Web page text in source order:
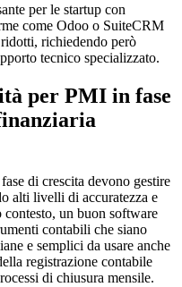
per le startup con
come Odoo o SuiteCRM
richiedendo però
tecnico specializzato.
per PMI in fase
di crescita devono gestire
alti livelli di accuratezza e
un buon software
contabili che siano
e semplici da usare anche
registrazione contabile
di chiusura mensile.